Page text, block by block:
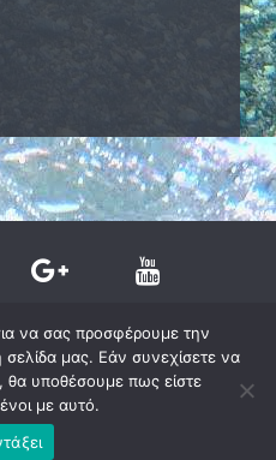
- larissa-beach.gr
να σας προσφέρουμε την
σελίδα μας. Εάν συνεχίσετε να
θα υποθέσουμε πως είστε
με αυτό.